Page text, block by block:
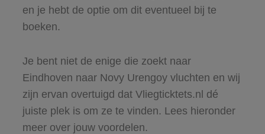
en je hebt de optie om dit eventueel bij te
boeken.
Je bent niet de enige die zoekt naar
Eindhoven naar Novy Urengoy vluchten en wij
zijn ervan overtuigd dat Vliegticktets.nl dé
juiste plek is om ze te vinden. Lees hieronder
meer over jouw voordelen.